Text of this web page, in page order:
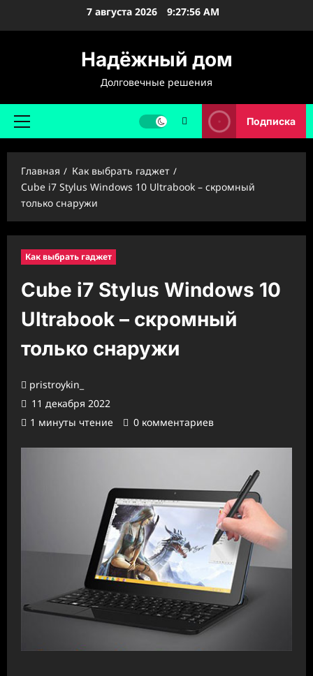
7 августа 2026 9:27:57 AM
Надёжный дом
Долговечные решения
Основное
Подписка
Главная
Как выбрать гаджет
Cube i7 Stylus Windows 10 Ultrabook – скромный
только снаружи
Как выбрать гаджет
Cube i7 Stylus Windows 10
Ultrabook – скромный
только снаружи
pristroykin_
11 декабря 2022
1 минуты чтение
0 комментариев